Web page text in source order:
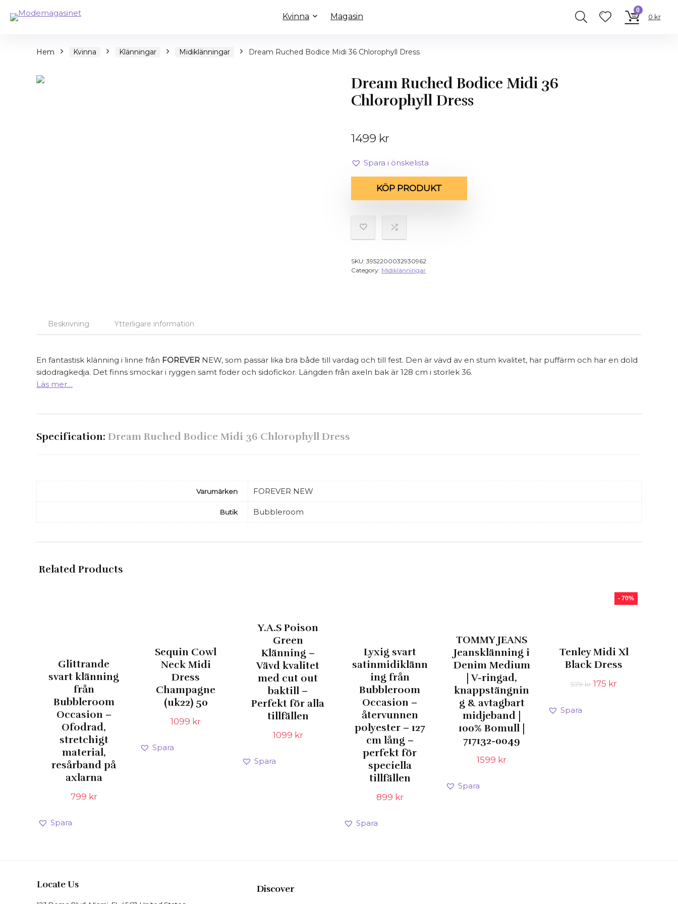
Kvinna Magasin
0
0 kr
Hem Kvinna Klänningar Midiklänningar Dream Ruched Bodice Midi 36 Chlorophyll Dress
Dream Ruched Bodice Midi 36
Chlorophyll Dress
1499 kr
Spara i önskelista
KÖP PRODUKT
SKU: 3952200032930962
Category: Midiklänningar
Beskrivning Ytterligare information
En fantastisk klänning i linne från FOREVER NEW, som passar lika bra både till vardag och till fest. Den är vävd av en stum kvalitet, har puffärm och har en dold
sidodragkedja. Det finns smockar i ryggen samt foder och sidofickor. Längden från axeln bak är 128 cm i storlek 36.
Läs mer…
Specification: Dream Ruched Bodice Midi 36 Chlorophyll Dress
Varumärken FOREVER NEW
Butik Bubbleroom
Related Products
Glittrande
svart klänning
från
Bubbleroom
Occasion –
Ofodrad,
stretchigt
material,
resårband på
axlarna
799 kr
Spara
Sequin Cowl
Neck Midi
Dress
Champagne
(uk22) 50
1099 kr
Spara
Y.A.S Poison
Green
Klänning –
Vävd kvalitet
med cut out
baktill –
Perfekt för alla
tillfällen
1099 kr
Spara
Lyxig svart
satinmidiklänn
ing från
Bubbleroom
Occasion –
återvunnen
polyester – 127
cm lång –
perfekt för
speciella
tillfällen
899 kr
Spara
TOMMY JEANS
Jeansklänning i
Denim Medium
| V-ringad,
knappstängnin
g & avtagbart
midjeband |
100% Bomull |
717132-0049
1599 kr
Spara
- 70%
Tenley Midi Xl
Black Dress
579kr Det
175 krDet
Spara
Locate Us Discover